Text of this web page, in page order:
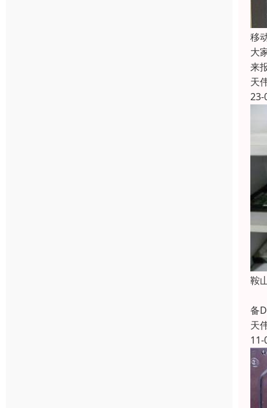
移
大
来
天
23-
鞍
备
天
11-